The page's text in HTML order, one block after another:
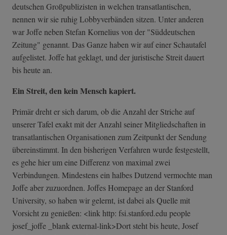
deutschen Großpublizisten in welchen transatlantischen,
nennen wir sie ruhig Lobbyverbänden sitzen. Unter anderen
war Joffe neben Stefan Kornelius von der "Süddeutschen
Zeitung" genannt. Das Ganze haben wir auf einer Schautafel
aufgelistet. Joffe hat geklagt, und der juristische Streit dauert
bis heute an.
Ein Streit, den kein Mensch kapiert.
Primär dreht er sich darum, ob die Anzahl der Striche auf
unserer Tafel exakt mit der Anzahl seiner Mitgliedschaften in
transatlantischen Organisationen zum Zeitpunkt der Sendung
übereinstimmt. In den bisherigen Verfahren wurde festgestellt,
es gehe hier um eine Differenz von maximal zwei
Verbindungen. Mindestens ein halbes Dutzend vermochte man
Joffe aber zuzuordnen. Joffes Homepage an der Stanford
University, so haben wir gelernt, ist dabei als Quelle mit
Vorsicht zu genießen: <link http: fsi.stanford.edu people
josef_joffe _blank external-link>Dort steht bis heute, Josef